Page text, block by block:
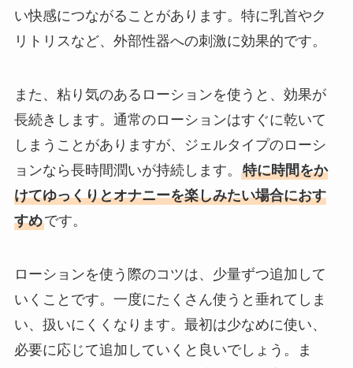
い快感につながることがあります。特に乳首やク
リトリスなど、外部性器への刺激に効果的です。
また、粘り気のあるローションを使うと、効果が
長続きします。通常のローションはすぐに乾いて
しまうことがありますが、ジェルタイプのローシ
ョンなら長時間潤いが持続します。 特に時間をか
けてゆっくりとオナニーを楽しみたい場合におす
すめです。
ローションを使う際のコツは、少量ずつ追加して
いくことです。一度にたくさん使うと垂れてしま
い、扱いにくくなります。最初は少なめに使い、
必要に応じて追加していくと良いでしょう。ま